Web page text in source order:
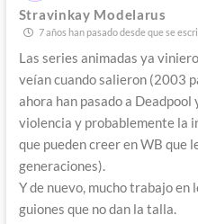
Stravinkay Modelarus
7 años han pasado desde que se
Las series animadas ya
veían cuando salieron (2003
ahora han pasado a
violencia y probablemente la
que pueden creer en WB que
generaciones).
Y de nuevo, mucho trabajo
guiones que no dan la talla.